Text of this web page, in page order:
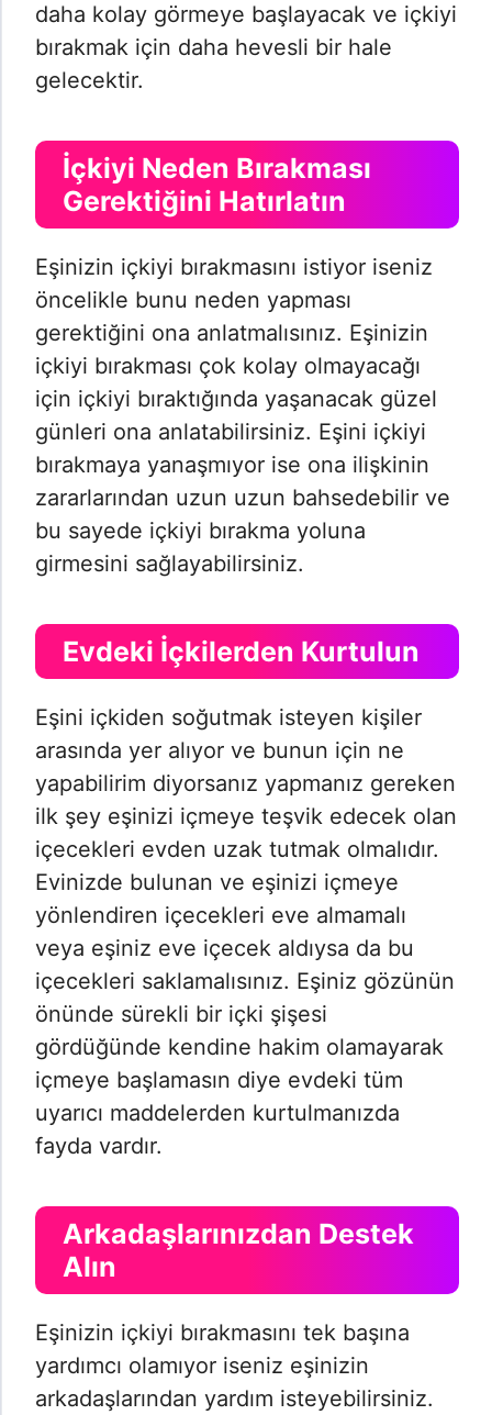
daha kolay görmeye başlayacak ve içkiyi
bırakmak için daha hevesli bir hale
gelecektir.
İçkiyi Neden Bırakması
Gerektiğini Hatırlatın
Eşinizin içkiyi bırakmasını istiyor iseniz
öncelikle bunu neden yapması
gerektiğini ona anlatmalısınız. Eşinizin
içkiyi bırakması çok kolay olmayacağı
için içkiyi bıraktığında yaşanacak güzel
günleri ona anlatabilirsiniz. Eşini içkiyi
bırakmaya yanaşmıyor ise ona ilişkinin
zararlarından uzun uzun bahsedebilir ve
bu sayede içkiyi bırakma yoluna
girmesini sağlayabilirsiniz.
Evdeki İçkilerden Kurtulun
Eşini içkiden soğutmak isteyen kişiler
arasında yer alıyor ve bunun için ne
yapabilirim diyorsanız yapmanız gereken
ilk şey eşinizi içmeye teşvik edecek olan
içecekleri evden uzak tutmak olmalıdır.
Evinizde bulunan ve eşinizi içmeye
yönlendiren içecekleri eve almamalı
veya eşiniz eve içecek aldıysa da bu
içecekleri saklamalısınız. Eşiniz gözünün
önünde sürekli bir içki şişesi
gördüğünde kendine hakim olamayarak
içmeye başlamasın diye evdeki tüm
uyarıcı maddelerden kurtulmanızda
fayda vardır.
Arkadaşlarınızdan Destek
Alın
Eşinizin içkiyi bırakmasını tek başına
yardımcı olamıyor iseniz eşinizin
arkadaşlarından yardım isteyebilirsiniz.